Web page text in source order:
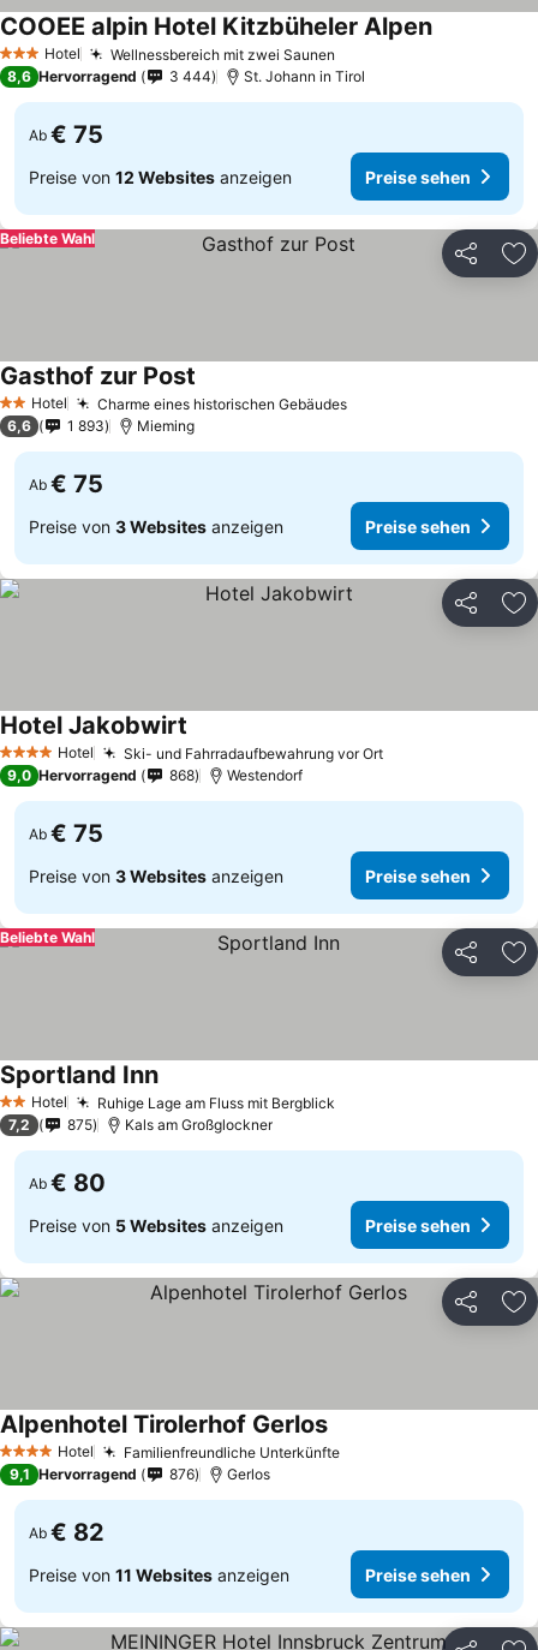
3 SterneHotel Wellnessbereich mit zwei Saunen
COOEE alpin Hotel Kitzbüheler AlpenPreise
8,6 Hervorragend 3 444 St. Johann in Tirol
Ab € 75
Preise von 12 Websites anzeigen Preise sehen
Teilen
Beliebte Wahl
2 Sterne
Hotel Charme eines historischen GebäudesPreise sehen
Gasthof zur Post
6,6 1 893 Mieming
Ab € 75
Preise von 3 Websites anzeigen Preise sehen
Teilen
4 Sterne Hotel Ski- und Fahrradaufbewahrung vor OrtPreise sehen
Hotel Jakobwirt
9,0 Hervorragend 868 Westendorf
Ab € 75
Preise von 3 Websites anzeigen Preise sehen
Teilen
Beliebte Wahl
2 Sterne
Hotel Ruhige Lage am Fluss mit Bergblick
Sportland InnPreise sehen
7,2 875 Kals am Großglockner
Ab € 80
Preise von 5 Websites anzeigen Preise sehen
Teilen
4 Sterne Hotel Familienfreundliche UnterkünftePreise sehen
Alpenhotel Tirolerhof GerlosPreise sehen
9,1 Hervorragend 876 Gerlos
Ab € 82
Preise von 11 Websites anzeigen Preise sehen